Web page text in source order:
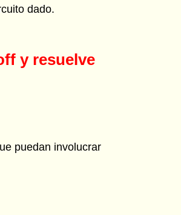
dado.
y resuelve
puedan involucrar